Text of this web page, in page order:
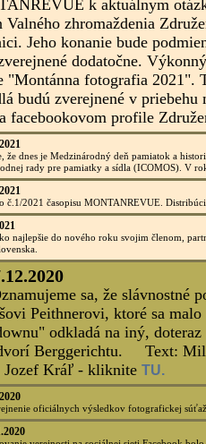
banská, spol.s r.o.
baníckych spolkov a
pri príležitosti návštevy
konal v priestoroch hotela
hosťom podujatia bola aj
a cestovného ruchu
Lubomír Lužina, koláž:
združenie Eisenbach Vyhne pozýva na
a bližšie informácie - klikniteTu.
banská, spol.s r.o.
baníckych spolkov a
na Bani Rozália (1951-
šachtág, ktorý sa konal v
Rozália. Čestnými
tajomníčka Ministerstva
Bruncková.
Lužina, koláž:
sa konalo v Chate pod
Výkonného výboru
k aktuálnym